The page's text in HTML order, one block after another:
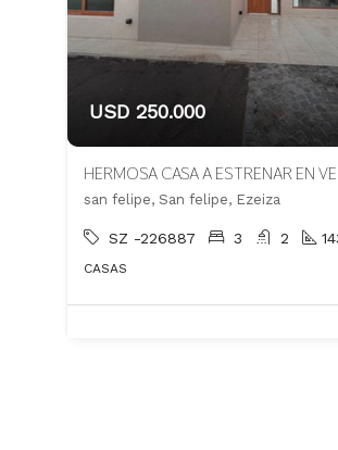
USD 250.000
san felipe, San felipe, Ezeiza
SZ -226887 3 2
CASAS